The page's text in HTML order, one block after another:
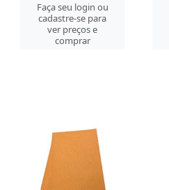
Faça seu login ou
cadastre-se para
ver preços e
comprar